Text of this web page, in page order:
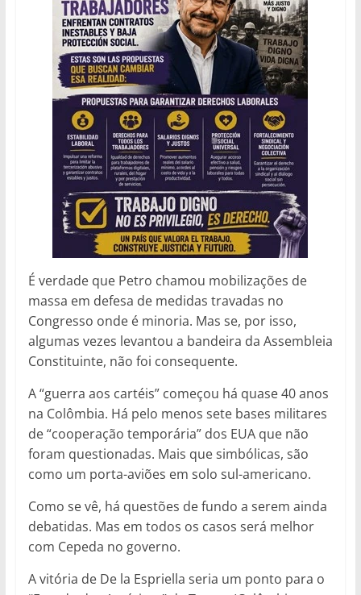
É verdade que Petro chamou mobilizações de
massa em defesa de medidas travadas no
Congresso onde é minoria. Mas se, por isso,
algumas vezes levantou a bandeira da Assembleia
Constituinte, não foi consequente.
A “guerra aos cartéis” começou há quase 40 anos
na Colômbia. Há pelo menos sete bases militares
de “cooperação temporária” dos EUA que não
foram questionadas. Mais que simbólicas, são
como um porta-aviões em solo sul-americano.
Como se vê, há questões de fundo a serem ainda
debatidas. Mas em todos os casos será melhor
com Cepeda no governo.
A vitória de De la Espriella seria um ponto para o